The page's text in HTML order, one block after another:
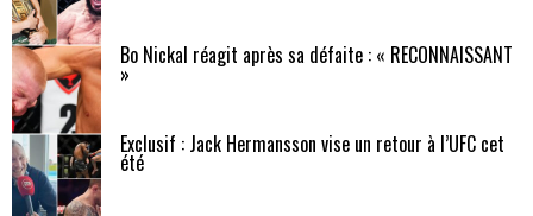
Bo Nickal réagit après sa défaite : « RECONNAISSANT
»
Exclusif : Jack Hermansson vise un retour à l’UFC cet
été